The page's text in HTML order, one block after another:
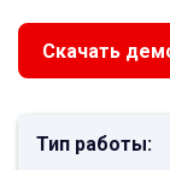
Скачать
Тип работы: